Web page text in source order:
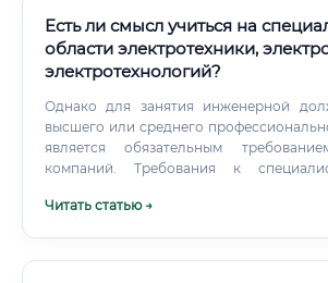
«Тепловые электрические
установки», «Промышленная
Есть ли смысл учиться на
области электротехники,
электротехнологий?
Однако для занятия инженерной
высшего или среднего
является обязательным
компаний. Требования к
необходим комплексный набор как
Читать статью →